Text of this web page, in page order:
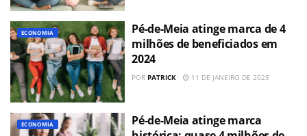
ECONOMIA
Pé-de-Meia atinge marca de 4
milhões de beneficiados em
2024
POR PATRICK 11 DE JANEIRO DE 2025
ECONOMIA
Pé-de-Meia atinge marca